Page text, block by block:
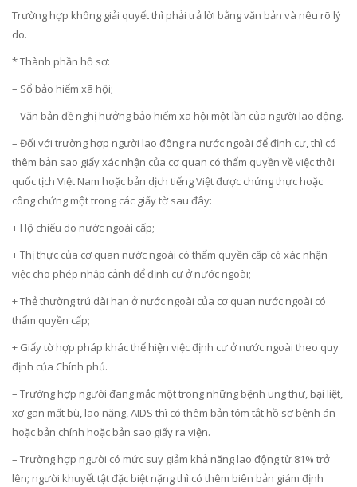
Trường hợp không giải quyết thì phải trả lời bằng văn bản và nêu rõ lý
do.
* Thành phần hồ sơ:
– Sổ bảo hiểm xã hội;
– Văn bản đề nghị hưởng bảo hiểm xã hội một lần của người lao động.
– Đối với trường hợp người lao động ra nước ngoài để định cư, thì có
thêm bản sao giấy xác nhận của cơ quan có thẩm quyền về việc thôi
quốc tịch Việt Nam hoặc bản dịch tiếng Việt được chứng thực hoặc
công chứng một trong các giấy tờ sau đây:
+ Hộ chiếu do nước ngoài cấp;
+ Thị thực của cơ quan nước ngoài có thẩm quyền cấp có xác nhận
việc cho phép nhập cảnh để định cư ở nước ngoài;
+ Thẻ thường trú dài hạn ở nước ngoài của cơ quan nước ngoài có
thẩm quyền cấp;
+ Giấy tờ hợp pháp khác thể hiện việc định cư ở nước ngoài theo quy
định của Chính phủ.
– Trường hợp người đang mắc một trong những bệnh ung thư, bại liệt,
xơ gan mất bù, lao nặng, AIDS thì có thêm bản tóm tắt hồ sơ bệnh án
hoặc bản chính hoặc bản sao giấy ra viện.
– Trường hợp người có mức suy giảm khả năng lao động từ 81% trở
lên; người khuyết tật đặc biệt nặng thì có thêm biên bản giám định